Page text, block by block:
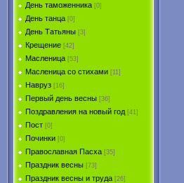
День таможенника [0]
День танца [0]
День Татьяны [3]
Крещение [42]
Масленица [53]
Масленица со стихами [11]
Навруз [16]
Первый день весны [36]
Поздравления на новый год [41]
Пост [0]
Починки [0]
Православная Пасха [35]
Праздник весны [73]
Праздник весны и труда [26]